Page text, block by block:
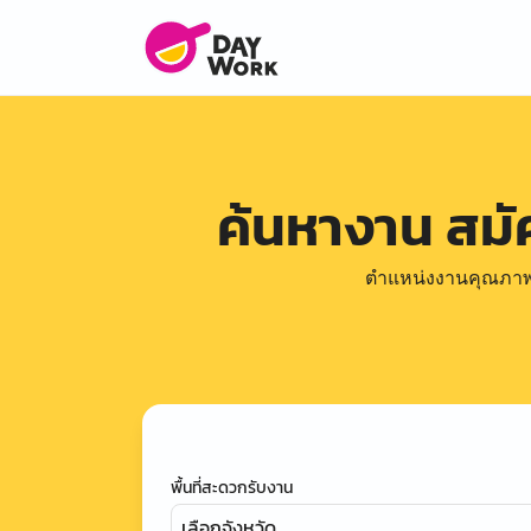
ค้นหางาน ส
ตำแหน่งงานคุณภา
พื้นที่สะดวกรับงาน